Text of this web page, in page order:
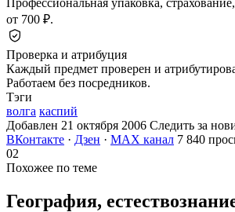
от 700 ₽.
Проверка и атрибуция
Каждый предмет проверен и
Работаем без посредников.
Тэги
волга каспий
Добавлен 21 октября 2006 Следить за
ВКонтакте · Дзен · MAX канал 7 840
02
Похожее по теме
География,